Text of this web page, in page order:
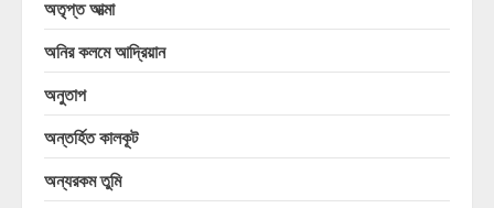
অতৃপ্ত আত্মা
অনির কলমে আদ্রিয়ান
অনুতাপ
অন্তর্হিত কালকূট
অন্যরকম তুমি